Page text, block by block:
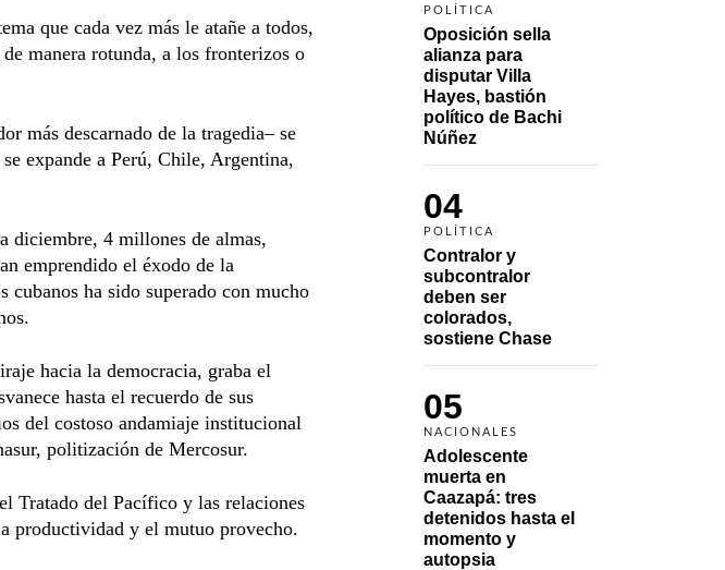
POLÍTICA
Oposición sella
alianza para
disputar Villa
Hayes, bastión
político de Bachi
Núñez
04
POLÍTICA
Contralor y
subcontralor
deben ser
colorados,
sostiene Chase
05
NACIONALES
Adolescente
muerta en
Caazapá: tres
detenidos hasta el
momento y
autopsia
que cada vez más le atañe a todos,
manera rotunda, a los fronterizos o
más descarnado de la tragedia– se
expande a Perú, Chile, Argentina,
diciembre, 4 millones de almas,
emprendido el éxodo de la
cubanos ha sido superado con mucho
hacia la democracia, graba el
hasta el recuerdo de sus
del costoso andamiaje institucional
politización de Mercosur.
Tratado del Pacífico y las relaciones
productividad y el mutuo provecho.